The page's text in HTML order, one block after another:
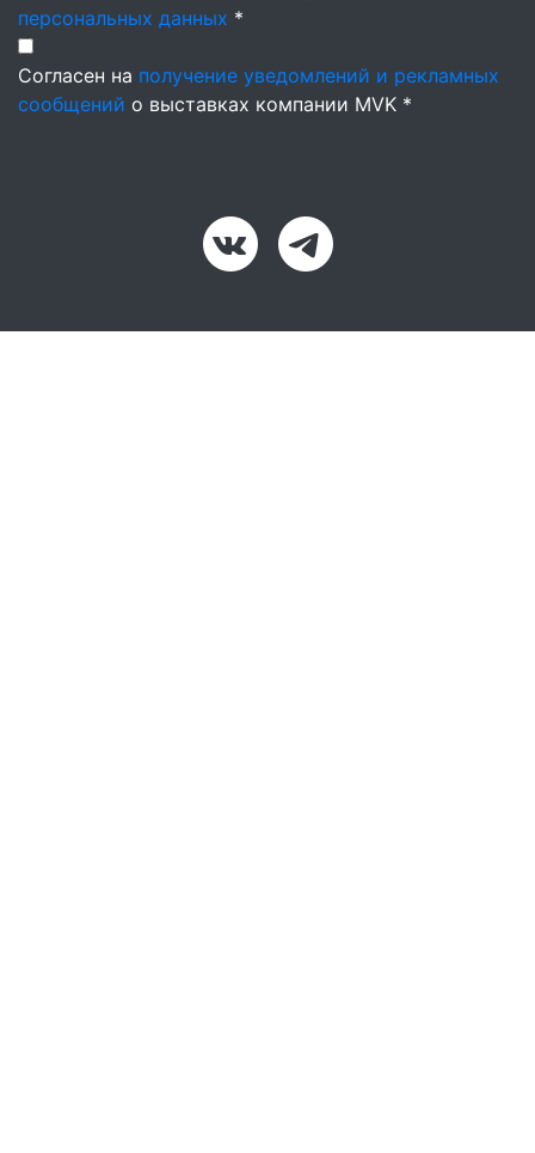
персональных данных *
Согласен на получение уведомлений и рекламных
сообщений о выставках компании MVK *